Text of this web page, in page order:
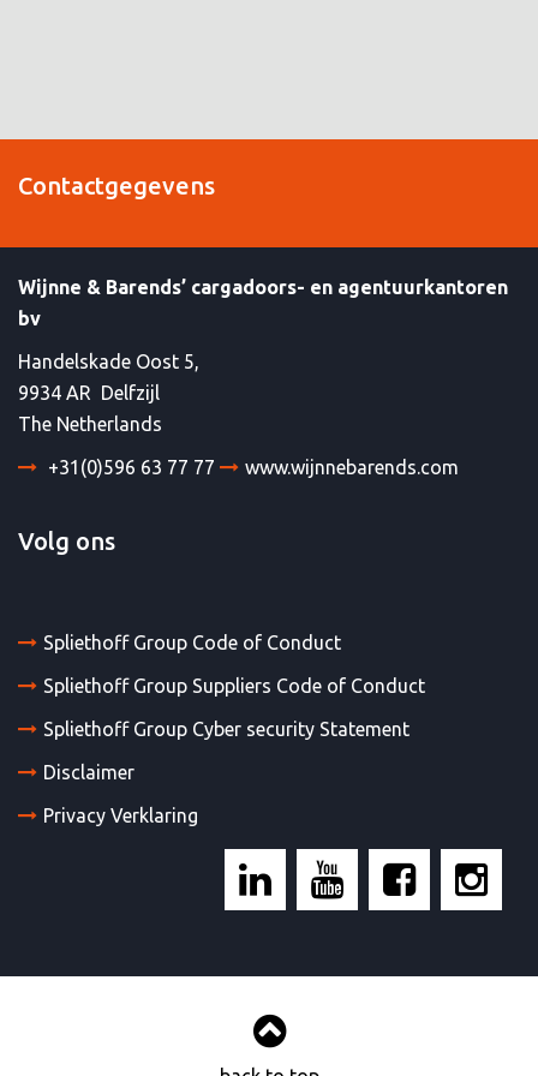
Contactgegevens
Wijnne & Barends’ cargadoors- en agentuurkantoren
bv
Handelskade Oost 5,
9934 AR Delfzijl
The Netherlands
+31(0)596 63 77 77
www.wijnnebarends.com
Volg ons
Spliethoff Group Code of Conduct
Spliethoff Group Suppliers Code of Conduct
Spliethoff Group Cyber security Statement
Disclaimer
Privacy Verklaring